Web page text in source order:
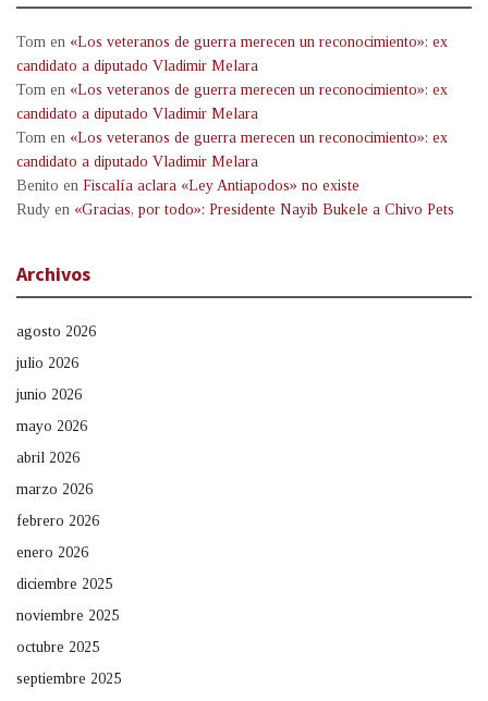
Tom en «Los veteranos de guerra merecen un reconocimiento»: ex
candidato a diputado Vladimir Melara
Tom en «Los veteranos de guerra merecen un reconocimiento»: ex
candidato a diputado Vladimir Melara
Tom en «Los veteranos de guerra merecen un reconocimiento»: ex
candidato a diputado Vladimir Melara
Benito en Fiscalía aclara «Ley Antiapodos» no existe
Rudy en «Gracias, por todo»: Presidente Nayib Bukele a Chivo Pets
Archivos
agosto 2026
julio 2026
junio 2026
mayo 2026
abril 2026
marzo 2026
febrero 2026
enero 2026
diciembre 2025
noviembre 2025
octubre 2025
septiembre 2025